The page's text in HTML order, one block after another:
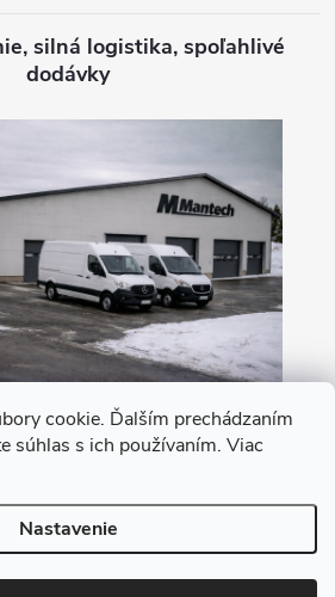
cookie. Ďalším prechádzaním
súhlas s ich používaním. Viac
Nastavenie
silná logistika, spoľahlivé
dodávky
leasing s 0% akontáciou
. Všetky práva vyhradené.Upraviť nastavenie
cookies